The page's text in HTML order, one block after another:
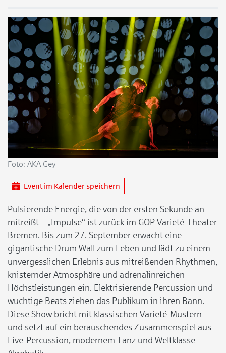
Foto: AKA Gey
Event im Kalender speichern
Pulsierende Energie, die von der ersten Sekunde an
mitreißt – „Impulse“ ist zurück im GOP Varieté-Theater
Bremen. Bis zum 27. September erwacht eine
gigantische Drum Wall zum Leben und lädt zu einem
unvergesslichen Erlebnis aus mitreißenden Rhythmen,
knisternder Atmosphäre und adrenalinreichen
Höchstleistungen ein. Elektrisierende Percussion und
wuchtige Beats ziehen das Publikum in ihren Bann.
Diese Show bricht mit klassischen Varieté-Mustern
und setzt auf ein berauschendes Zusammenspiel aus
Live-Percussion, modernem Tanz und Weltklasse-